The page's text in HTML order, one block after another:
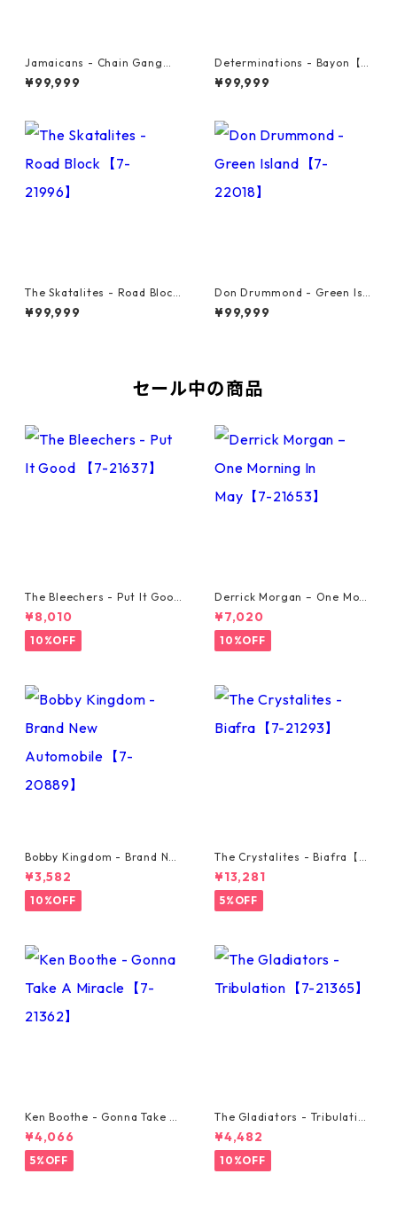
Jamaicans - Chain Gang【7
-21911】
¥99,999
Determinations - Bayon【7-
21865】
¥99,999
The Skatalites - Road Block
【7-21996】
¥99,999
Don Drummond - Green Isl
and【7-22018】
¥99,999
セール中の商品
The Bleechers - Put It Good
【7-21637】
¥8,010
10%OFF
Derrick Morgan – One Morn
ing In May【7-21653】
¥7,020
10%OFF
Bobby Kingdom - Brand Ne
w Automobile【7-20889】
¥3,582
10%OFF
The Crystalites - Biafra【7-
21293】
¥13,281
5%OFF
Ken Boothe - Gonna Take A
Miracle【7-21362】
¥4,066
5%OFF
The Gladiators - Tribulation
【7-21365】
¥4,482
10%OFF